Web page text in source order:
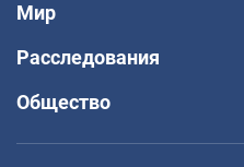
Мир
Расследования
Общество